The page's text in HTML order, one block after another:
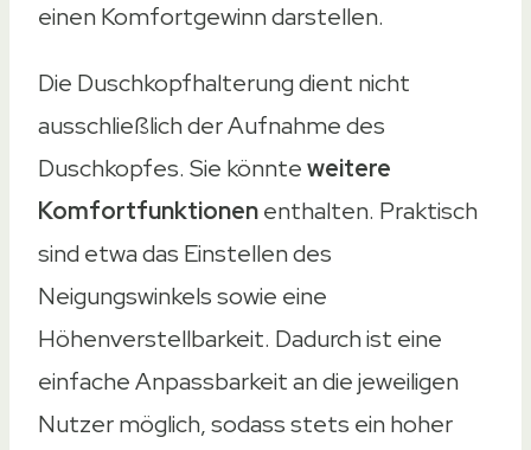
einen Komfortgewinn darstellen.
Die Duschkopfhalterung dient nicht
ausschließlich der Aufnahme des
Duschkopfes. Sie könnteweitere
Komfortfunktionenenthalten. Praktisch
sind etwa das Einstellen des
Neigungswinkels sowie eine
Höhenverstellbarkeit. Dadurch ist eine
einfache Anpassbarkeit an die jeweiligen
Nutzer möglich, sodass stets ein hoher